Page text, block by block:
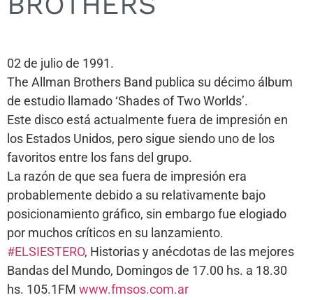
02 de julio de 1991.
The Allman Brothers Band publica su décimo álbum
de estudio llamado ‘Shades of Two Worlds’.
Este disco está actualmente fuera de impresión en
los Estados Unidos, pero sigue siendo uno de los
favoritos entre los fans del grupo.
La razón de que sea fuera de impresión era
probablemente debido a su relativamente bajo
posicionamiento gráfico, sin embargo fue elogiado
por muchos críticos en su lanzamiento.
#ELSIESTERO, Historias y anécdotas de las mejores
Bandas del Mundo, Domingos de 17.00 hs. a 18.30
hs. 105.1FM www.fmsos.com.ar